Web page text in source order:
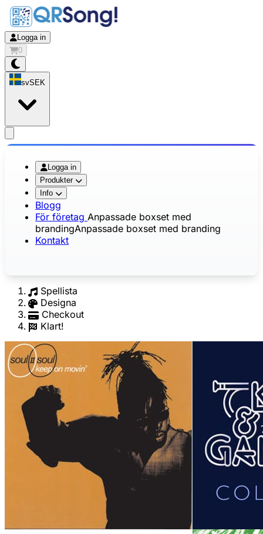
Logga in
0
svSEK
Logga in
Produkter
Info
Blogg
För företag Anpassade boxset med
brandingAnpassade boxset med branding
Kontakt
Spellista
Designa
Checkout
Klart!